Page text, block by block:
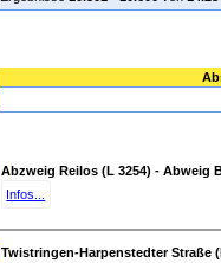
Abzweig Reilos (L 3254) - Abweig
Infos...
Twistringen-Harpenstedter Straße